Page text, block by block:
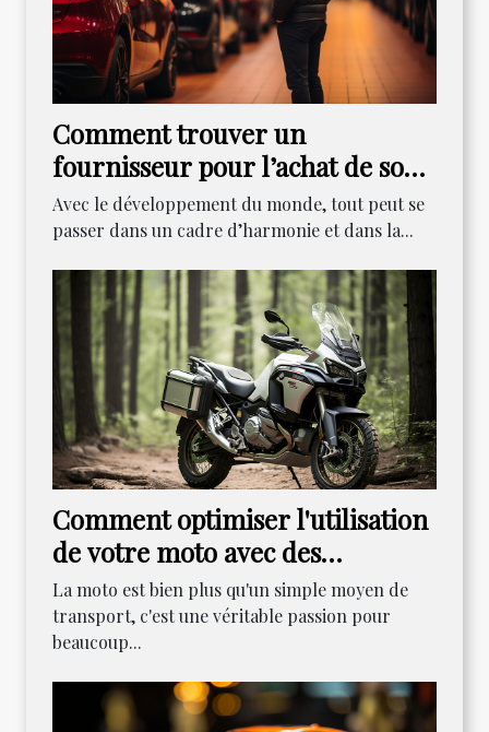
Comment trouver un
fournisseur pour l’achat de son
véhicule ?
Avec le développement du monde, tout peut se
passer dans un cadre d’harmonie et dans la...
Comment optimiser l'utilisation
de votre moto avec des
accessoires appropriés
La moto est bien plus qu'un simple moyen de
transport, c'est une véritable passion pour
beaucoup...